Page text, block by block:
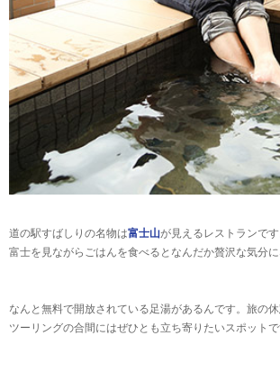
道の駅すばしりの名物は富士山が見えるレストランです
富士を見ながらごはんを食べるとなんだか贅沢な気分に
なんと無料で開放されている足湯があるんです。旅の休
ツーリングの合間にはぜひとも立ち寄りたいスポットで